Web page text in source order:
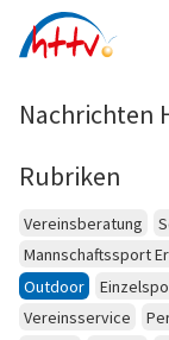
Inhalt
Nachrichten
Rubriken
Vereinsberatung
Mannschaftssport
Outdoor
Vereinsservice